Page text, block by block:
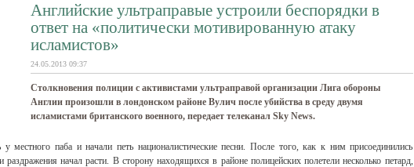
Английские ультраправые устроили беспорядки в
ответ на «политически мотивированную атаку
исламистов»
24.05.2013 09:37
Столкновения полиции с активистами ультраправой организации Лига обороны
Англии произошли в лондонском районе Вулич после убийства в среду двумя
исламистами британского военного, передает телеканал Sky News.
местного паба и начали петь националистические песни. После того, как к ним присоединились
раздражения начал расти. В сторону находящихся в районе полицейских полетели несколько петард,